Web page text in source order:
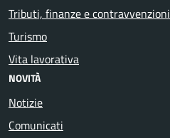
Tributi, finanze e contravvenzioni
Turismo
Vita lavorativa
NOVITÀ
Notizie
Comunicati